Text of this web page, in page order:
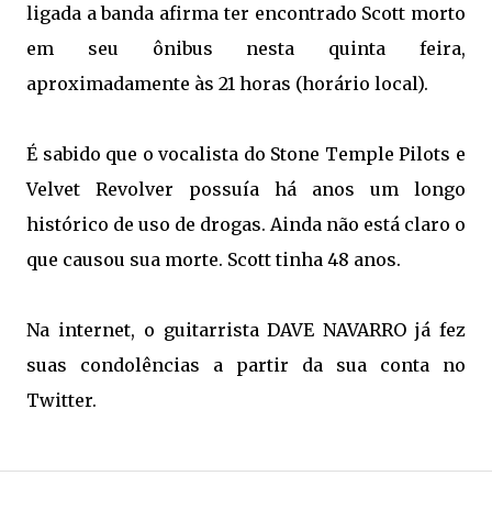
ligada a banda afirma ter encontrado Scott morto
em seu ônibus nesta quinta feira,
aproximadamente às 21 horas (horário local).
É sabido que o vocalista do Stone Temple Pilots e
Velvet Revolver possuía há anos um longo
histórico de uso de drogas. Ainda não está claro o
que causou sua morte. Scott tinha 48 anos.
Na internet, o guitarrista DAVE NAVARRO já fez
suas condolências a partir da sua conta no
Twitter.